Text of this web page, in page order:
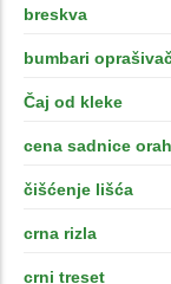
breskva
bumbari
Čaj od kleke
cena sadnice
čišćenje lišća
crna rizla
crni treset